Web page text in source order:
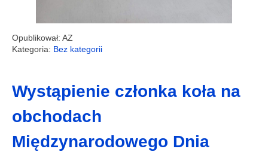
Opublikował: AZ
Kategoria: Bez kategorii
Wystąpienie członka koła na
obchodach
Międzynarodowego Dnia